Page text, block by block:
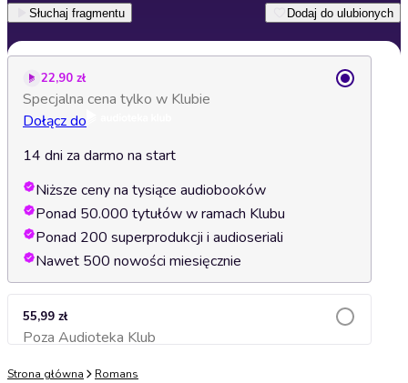
Słuchaj fragmentu Dodaj do ulubionych
22,90 zł
Specjalna cena tylko w Klubie
Dołącz do
14 dni za darmo na start
Niższe ceny na tysiące audiobooków
Ponad 50.000 tytułów w ramach Klubu
Ponad 200 superprodukcji i audioseriali
Nawet 500 nowości miesięcznie
55,99 zł
Poza Audioteka KlubDodaj do koszyka
Strona główna Romans